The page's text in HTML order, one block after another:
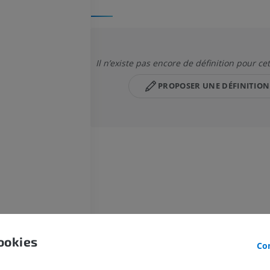
Il n’existe pas encore de définition pour
PROPOSER UNE DÉFINITION
PREMIUM GRATUIT